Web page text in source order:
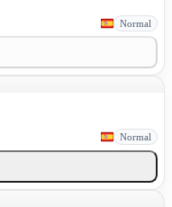
Normal
Normal